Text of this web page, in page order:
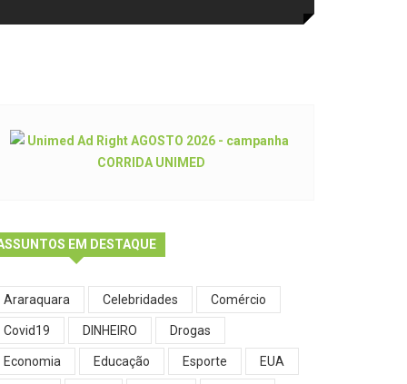
EM DESTAQUE
Araraquara Celebridades Comércio
Covid19 DINHEIRO Drogas
Economia Educação Esporte EUA